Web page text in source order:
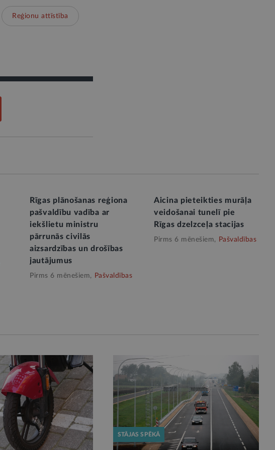
Reģionu attīstība
Rīgas plānošanas reģiona
pašvaldību vadība ar
iekšlietu ministru
pārrunās civilās
aizsardzības un drošības
jautājumus
Pirms 6 mēnešiem, Pašvaldības
Aicina pieteikties murāļa
veidošanai tunelī pie
Rīgas dzelzceļa stacijas
Pirms 6 mēnešiem, Pašvaldības
STĀJAS SPĒKĀ